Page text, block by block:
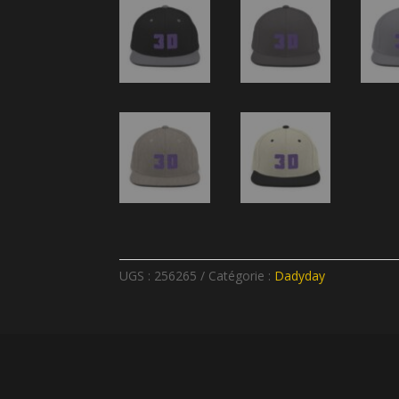
UGS : 256265 Catégorie : Dadyday